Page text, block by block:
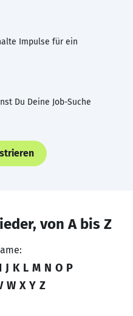
Impulse für ein
Du Deine Job-Suche
von A bis Z
I J K L M N O P
W X Y Z